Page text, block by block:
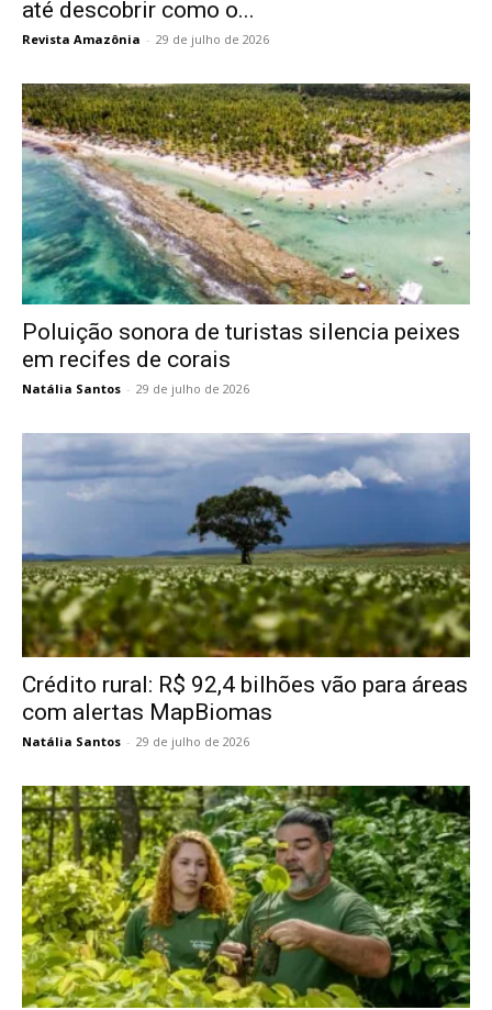
até descobrir como o...
Revista Amazônia - 29 de julho de 2026
Poluição sonora de turistas silencia peixes
em recifes de corais
Natália Santos - 29 de julho de 2026
Crédito rural: R$ 92,4 bilhões vão para áreas
com alertas MapBiomas
Natália Santos - 29 de julho de 2026